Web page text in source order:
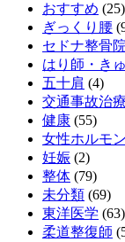
おすすめ (25)
ぎっくり腰
セドナ整骨院
はり師・き
五十肩 (4)
交通事故治療
健康 (55)
女性ホルモン
妊娠 (2)
整体 (79)
未分類 (69)
東洋医学 (63)
柔道整復師